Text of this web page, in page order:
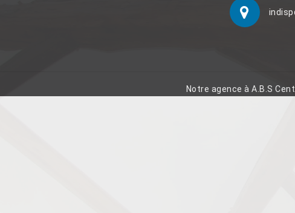
Notre agence à A.B.S